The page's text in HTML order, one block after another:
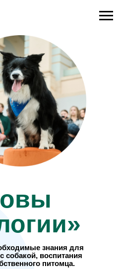
знания для
собакой, воспитания
питомца.